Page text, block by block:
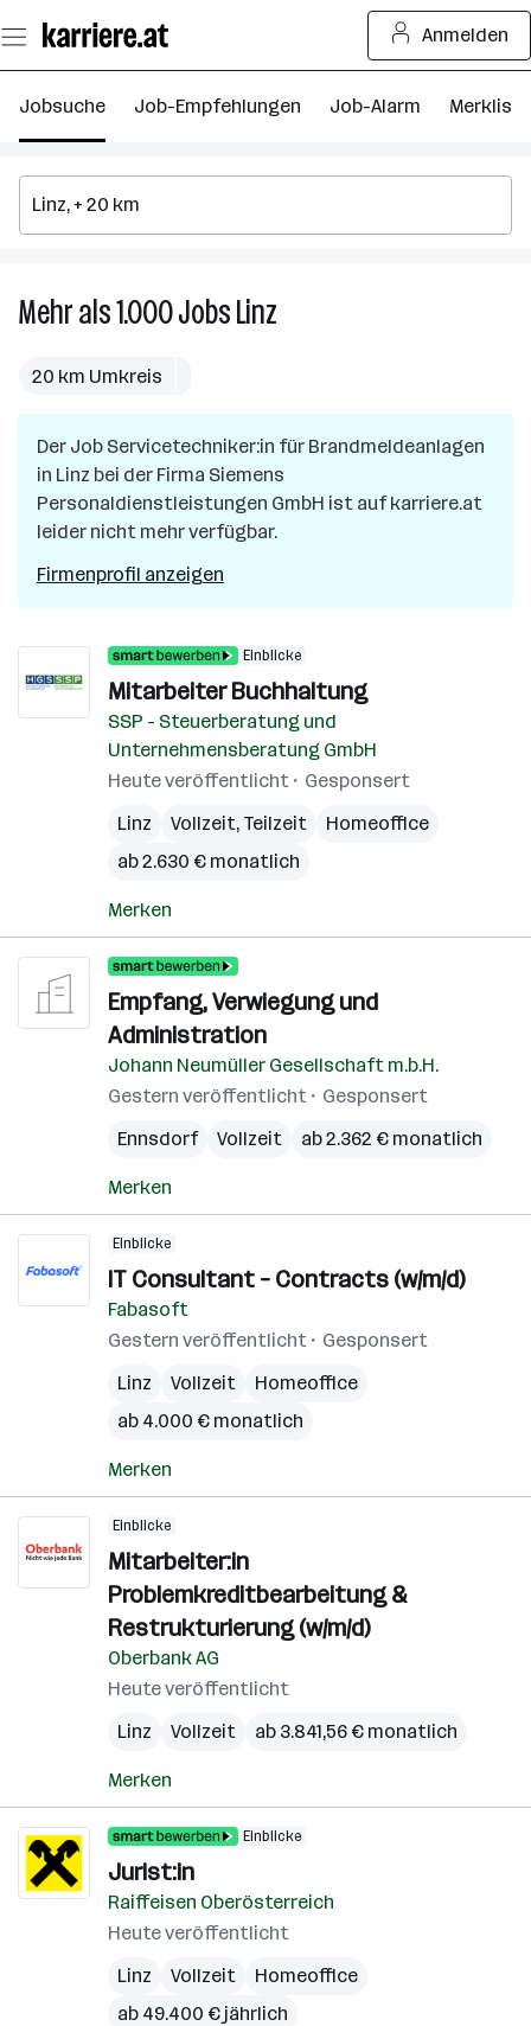
Seiteninhalt
springen
Anmelden
Jobsuche Job-Empfehlungen Job-Alarm Merkliste
Mehr als 1.000JobsLinz
in
Linz
20 km Umkreis
Der Job Servicetechniker:in für Brandmeldeanlagen
in Linz bei der Firma Siemens
Personaldienstleistungen GmbH ist auf karriere.at
leider nicht mehr verfügbar.
Firmenprofil anzeigen
Einblicke
Mitarbeiter Buchhaltung
SSP - Steuerberatung und
Unternehmensberatung GmbH
Heute veröffentlicht
Gesponsert
Linz
Vollzeit, Teilzeit
Homeoffice
ab 2.630 € monatlich
Merken
Empfang, Verwiegung und
Administration
Johann Neumüller Gesellschaft m.b.H.
Gestern veröffentlicht
Gesponsert
Ennsdorf
Vollzeit ab 2.362 € monatlich
Merken
Einblicke
IT Consultant – Contracts (w/m/d)
Fabasoft
Gestern veröffentlicht
Gesponsert
Linz
Vollzeit
Homeoffice
ab 4.000 € monatlich
Merken
Einblicke
Mitarbeiter:in
Problemkreditbearbeitung &
Restrukturierung (w/m/d)
Oberbank AG
Heute veröffentlicht
Linz
Vollzeit ab 3.841,56 € monatlich
Merken
Einblicke
Jurist:in
Raiffeisen Oberösterreich
Heute veröffentlicht
Linz
Vollzeit
Homeoffice
ab 49.400 € jährlich